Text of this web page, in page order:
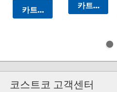
카트에 담기 카트에 담기
코스트코 고객센터